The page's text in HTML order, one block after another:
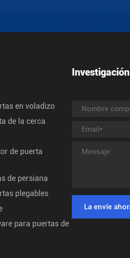
en voladizo
de la cerca
de puerta
de persiana
plegables
para puertas de
Investigación